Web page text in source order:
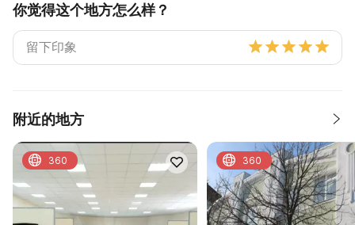
你觉得这个地方怎么样？
附近的地方
360 360